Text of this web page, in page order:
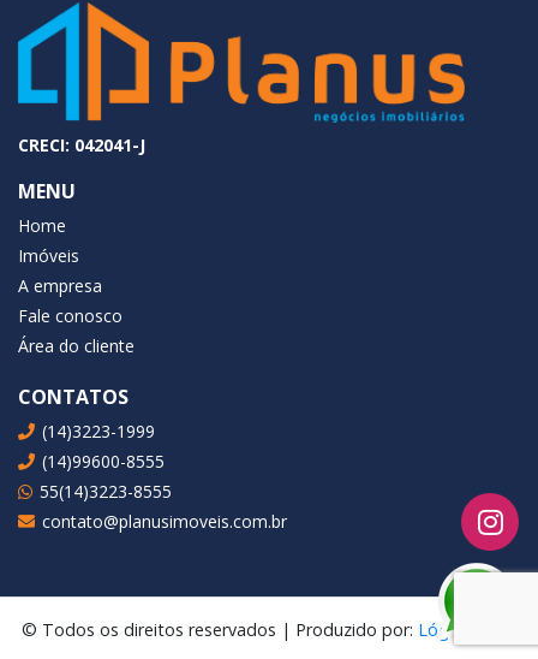
CRECI: 042041-J
MENU
Home
Imóveis
A empresa
Fale conosco
Área do cliente
CONTATOS
(14)3223-1999
(14)99600-8555
55(14)3223-8555
contato@planusimoveis.com.br
© Todos os direitos reservados | Produzido por: Lógica Ideal